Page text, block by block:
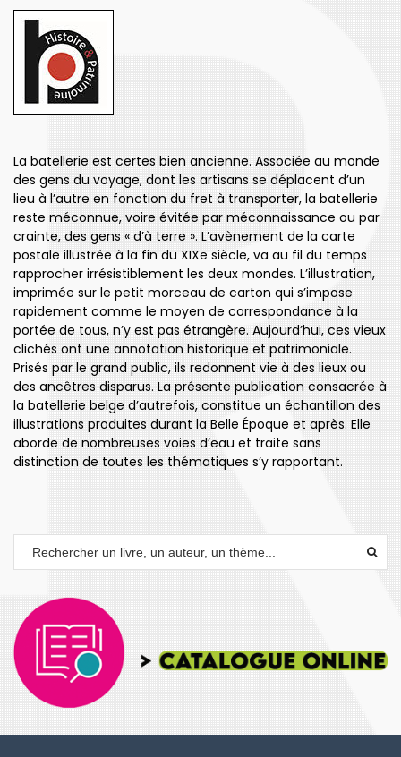
La batellerie est certes bien ancienne. Associée au monde
des gens du voyage, dont les artisans se déplacent d’un
lieu à l’autre en fonction du fret à transporter, la batellerie
reste méconnue, voire évitée par méconnaissance ou par
crainte, des gens « d’à terre ». L’avènement de la carte
postale illustrée à la fin du XIXe siècle, va au fil du temps
rapprocher irrésistiblement les deux mondes. L’illustration,
imprimée sur le petit morceau de carton qui s’impose
rapidement comme le moyen de correspondance à la
portée de tous, n’y est pas étrangère. Aujourd’hui, ces vieux
clichés ont une annotation historique et patrimoniale.
Prisés par le grand public, ils redonnent vie à des lieux ou
des ancêtres disparus. La présente publication consacrée à
la batellerie belge d’autrefois, constitue un échantillon des
illustrations produites durant la Belle Époque et après. Elle
aborde de nombreuses voies d’eau et traite sans
distinction de toutes les thématiques s’y rapportant.